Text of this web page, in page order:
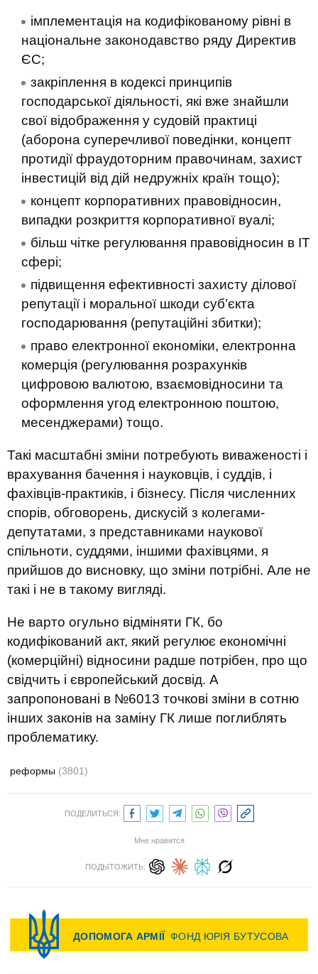
імплементація на кодифікованому рівні в
національне законодавство ряду Директив
ЄС;
закріплення в кодексі принципів
господарської діяльності, які вже знайшли
свої відображення у судовій практиці
(аборона суперечливої поведінки, концепт
протидії фраудоторним правочинам, захист
інвестицій від дій недружніх країн тощо);
концепт корпоративних правовідносин,
випадки розкриття корпоративної вуалі;
більш чітке регулювання правовідносин в IT
сфері;
підвищення ефективності захисту ділової
репутації і моральної шкоди суб’єкта
господарювання (репутаційні збитки);
право електронної економіки, електронна
комерція (регулювання розрахунків
цифровою валютою, взаємовідносини та
оформлення угод електронною поштою,
месенджерами) тощо.
Такі масштабні зміни потребують виваженості і
врахування бачення і науковців, і суддів, і
фахівців-практиків, і бізнесу. Після численних
спорів, обговорень, дискусій з колегами-
депутатами, з представниками наукової
спільноти, суддями, іншими фахівцями, я
прийшов до висновку, що зміни потрібні. Але не
такі і не в такому вигляді.
Не варто огульно відміняти ГК, бо
кодифікований акт, який регулює економічні
(комерційні) відносини радше потрібен, про що
свідчить і європейський досвід. А
запропоновані в №6013 точкові зміни в сотню
інших законів на заміну ГК лише поглиблять
проблематику.
реформы (3801)
ПОДЕЛИТЬСЯ:
Мне нравится
ПОДЫТОЖИТЬ: